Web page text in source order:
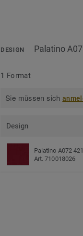
DESIGN Palatino
1 Format
Sie müssen sich
Design
Palatino A072
Art. 710018026